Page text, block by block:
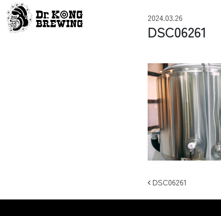
コンテンツへスキップ
メインナビゲーション2024.03.26
DSC06261
投稿ナビ
DSC06261